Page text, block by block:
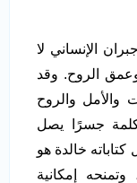
الإنساني لا
الروح. وقد
والأمل والروح
جسرًا يصل
كتاباته خالدة هو
إمكانية